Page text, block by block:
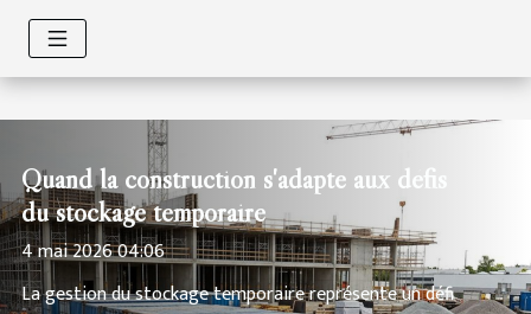
Quand la construction s'adapte aux défis
du stockage temporaire
4 mai 2026 04:06
La gestion du stockage temporaire représente un défi